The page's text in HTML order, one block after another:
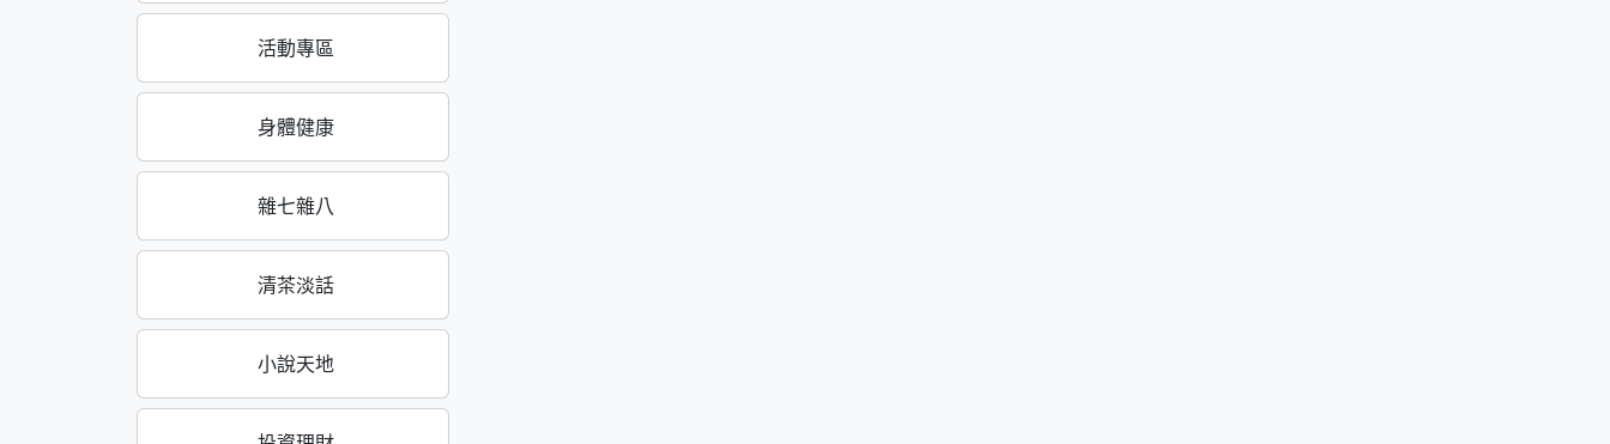
活動專區
身體健康
雜七雜八
清茶淡話
小說天地